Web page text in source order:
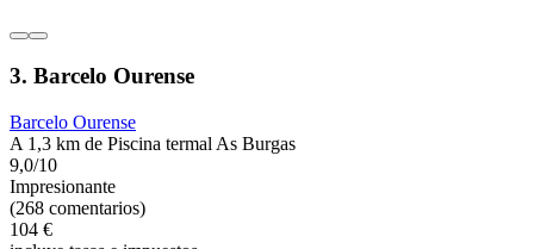
3. Barcelo Ourense
Barcelo Ourense
A 1,3 km de Piscina termal As Burgas
9,0/10
Impresionante
(268 comentarios)
104 €